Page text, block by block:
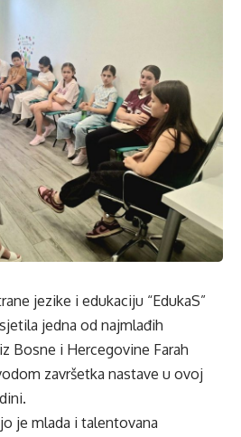
jezike i edukaciju “EdukaS”
jedna od najmlađih
Bosne i Hercegovine Farah
završetka nastave u ovoj
je mlada i talentovana